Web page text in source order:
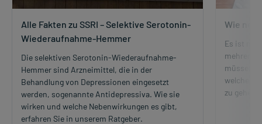
Alle Fakten zu SSRI – Selektive Serotonin-
Wiederaufnahme-Hemmer
Die selektiven Serotonin-Wiederaufnahme-
Hemmer sind Arzneimittel, die in der
Behandlung von Depressionen eingesetzt
werden, sogenannte Antidepressiva. Wie sie
wirken und welche Nebenwirkungen es gibt,
erfahren Sie in unserem Ratgeber.
Wie
Es ist
mehrere
müssen.
welche
zu gehen.